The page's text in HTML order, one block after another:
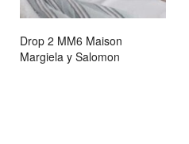
Drop 2 MM6 Maison
Margiela y Salomon